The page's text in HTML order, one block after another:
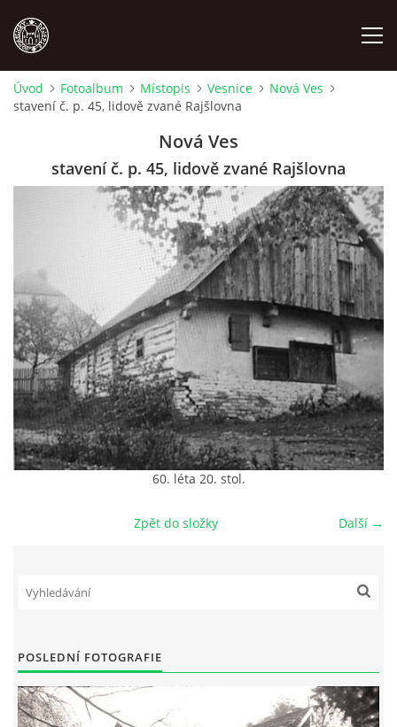
MÍSTOPIS
NÁRODOPIS
OSTATNÍ
ODKAZY
O NÁS
DŮL NA SLÍDU (NA KOLE)
Kontakt:
© 2026 eStránky.cz | Aktualizováno: 17. 7. 2026|Nahoru ↑
Úvod Fotoalbum Místopis Vesnice
Nová Ves
stavení č. p. 45, lidově zvané Rajšlovna
Nová Ves
stavení č. p. 45, lidově zvané Rajšlovna
60. léta 20. stol.
Další →
Zpět do složky
POSLEDNÍ FOTOGRAFIE